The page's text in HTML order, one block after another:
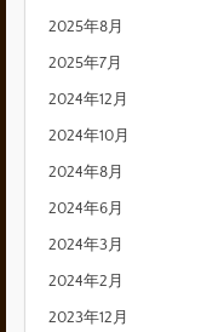
2025年8月
2025年7月
2024年12月
2024年10月
2024年8月
2024年6月
2024年3月
2024年2月
2023年12月